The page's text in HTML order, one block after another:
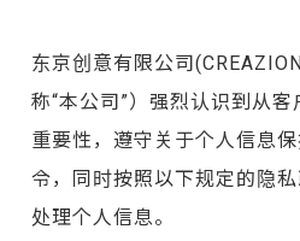
东京创意有限公司
称“本公司”）强烈认识到从
重要性，遵守关于个人信息
令，同时按照以下规定的隐
处理个人信息。